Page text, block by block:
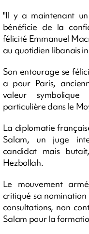
"Il y a maintenant
bénéficie de la
félicité Emmanuel
au quotidien libanais
Son entourage se
a pour Paris,
valeur
particulière dans le
La diplomatie
Salam, un juge
candidat mais
Hezbollah.
Le mouvement
critiqué sa
consultations, non
Salam pour la